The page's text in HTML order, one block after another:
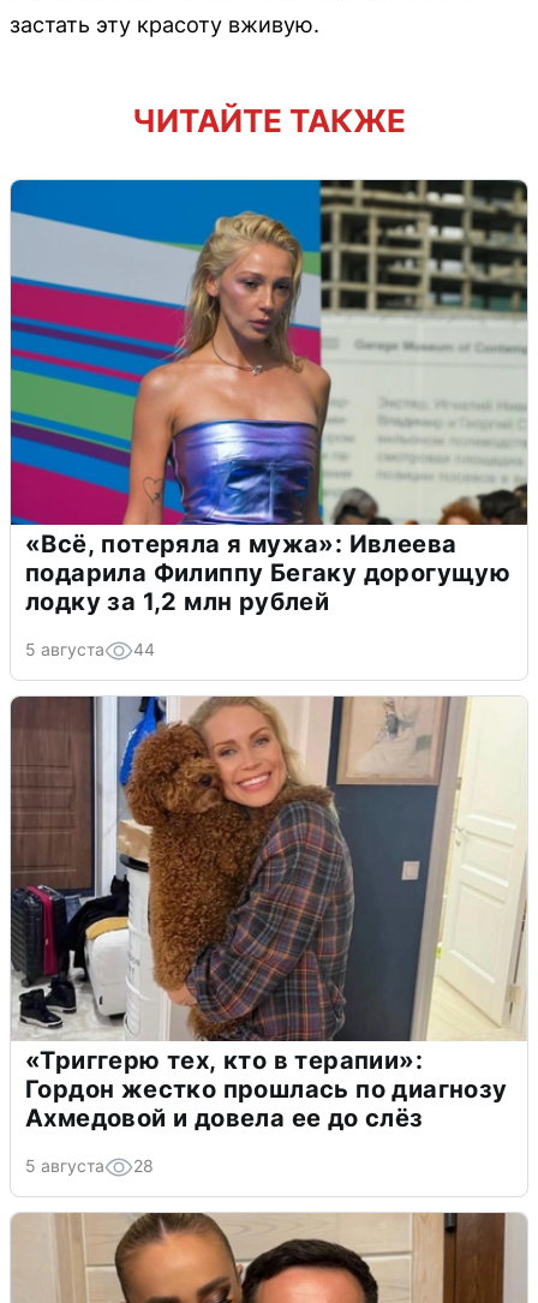
застать эту красоту вживую.
ЧИТАЙТЕ ТАКЖЕ
«Всё, потеряла я мужа»: Ивлеева
подарила Филиппу Бегаку дорогущую
лодку за 1,2 млн рублей
5 августа 44
«Триггерю тех, кто в терапии»:
Гордон жестко прошлась по диагнозу
Ахмедовой и довела ее до слёз
5 августа 28